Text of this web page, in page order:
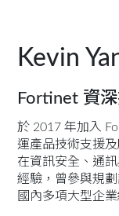
Kevin
Fortinet 資
於 2017 年加入
運產品技術支援
在資訊安全、通
經驗，曾參與規
國內多項大型企